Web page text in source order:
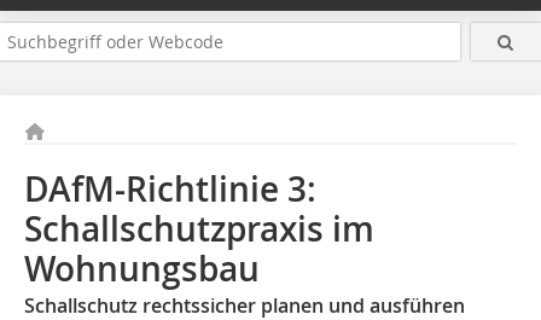
DAfM-Richtlinie 3:
Schallschutzpraxis im
Wohnungsbau
Schallschutz rechtssicher planen und ausführen